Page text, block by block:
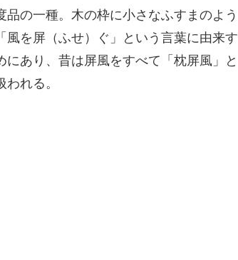
の一種。木の枠に小さなふすまのよう
を屏（ふせ）ぐ」という言葉に由来す
あり、昔は屏風をすべて「枕屏風」と
れる。